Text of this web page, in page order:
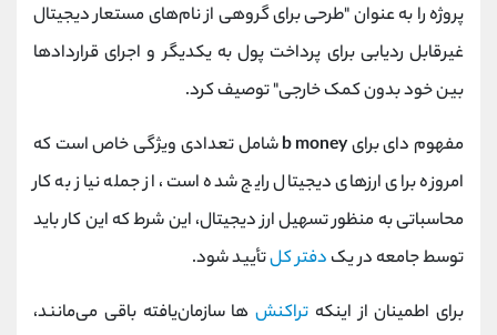
پروژه را به عنوان "طرحی برای گروهی از نام‌های مستعار دیجیتال
غیرقابل ردیابی برای پرداخت پول به یکدیگر و اجرای قراردادها
بین خود بدون کمک خارجی" توصیف کرد.
مفهوم دای برایb moneyشامل تعدادی ویژگی خاص است که
امروزه برای ارزهای دیجیتال رایج شده است، از جمله نیاز به کار
محاسباتی به منظور تسهیل ارز دیجیتال، این شرط که این کار باید
توسط جامعه در یک دفتر کلتأیید شود.
برای اطمینان از اینکه تراکنش‌ ها سازمان‌یافته باقی می‌مانند،